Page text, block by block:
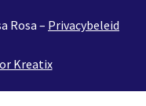
Rosa – Privacybeleid
Kreatix